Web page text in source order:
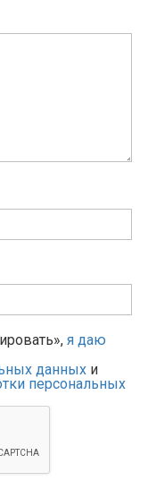
я даю
данных и
персональных